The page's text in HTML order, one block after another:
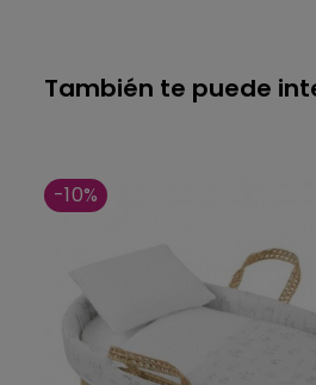
También te puede
-10%